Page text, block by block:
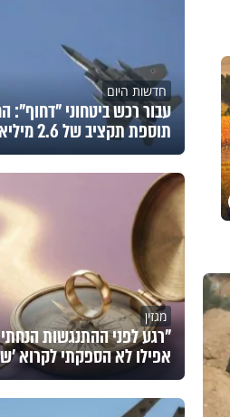
חדשות היום
עבור רכש ביטחוני
תוספת תקציב של 2.6 מיליארדי שקלים
מגזין
"רגע לפני ההתנגשות הנחתי
אפילו לא הספקתי לקרוא